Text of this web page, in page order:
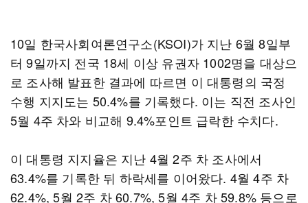
10일 한국사회여론연구소(KSOI)가 지난 6월 8일부
터 9일까지 전국 18세 이상 유권자 1002명을 대상으
로 조사해 발표한 결과에 따르면 이 대통령의 국정
수행 지지도는 50.4%를 기록했다. 이는 직전 조사인
5월 4주 차와 비교해 9.4%포인트 급락한 수치다.
이 대통령 지지율은 지난 4월 2주 차 조사에서
63.4%를 기록한 뒤 하락세를 이어왔다. 4월 4주 차
62.4%, 5월 2주 차 60.7%, 5월 4주 차 59.8% 등으로